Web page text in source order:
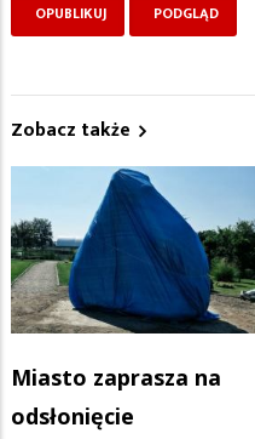
Zobacz także
Miasto zaprasza na
odsłonięcie